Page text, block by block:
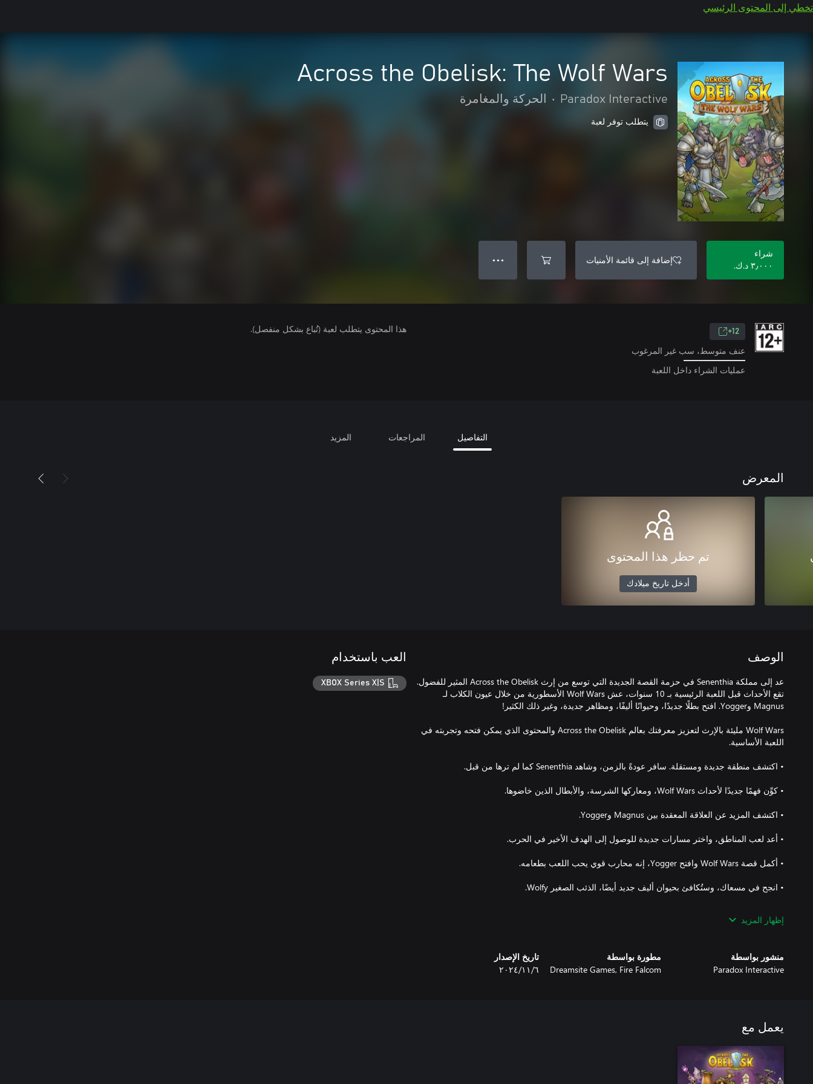
تخطي إلى المحتوى الرئيسي
Across the Obelisk: The Wolf Wars
Paradox Interactive
• الحركة والمغامرة
يتطلب توفر لعبة
شراء
٣٫٠٠٠ د.ك.‏
إضافة إلى قائمة الأمنيات ● ● ●
12+
عنف متوسط، سب غير المرغوب
عمليات الشراء داخل اللعبة
هذا المحتوى يتطلب لعبة (تُباع بشكل منفصل).
التفاصيل المراجعات المزيد
المعرض
تم حظر هذا المحتوى
أدخل تاريخ ميلادك
الوصف
عد إلى مملكة Senenthia في حزمة القصة الجديدة التي توسع من إرث Across the Obelisk المثير للفضول.
تقع الأحداث قبل اللعبة الرئيسية بـ 10 سنوات، عش Wolf Wars الأسطورية من خلال عيون الكلاب لـ
Wolf Wars مليئة بالإرث لتعزيز معرفتك بعالم Across the Obelisk والمحتوى الذي يمكن فتحه وتجربته في
• واجه ببراعتك وحوشًا جديدة، وزعماء مخيفين سيظهرون في مواجهات قتالية عشوائية في أنماط اللعبة
بالقصة.
إظهار المزيد
منشور بواسطة
Paradox Interactive
مطورة بواسطة
Dreamsite Games, Fire Falcom
تاريخ الإصدار
٦‏/١١‏/٢٠٢٤
العب باستخدام
XBOX Series X|S
يعمل مع